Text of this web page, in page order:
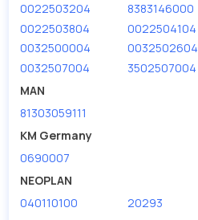
0022503204
8383146000
0022503804
0022504104
0032500004
0032502604
0032507004
3502507004
MAN
81303059111
KM Germany
0690007
NEOPLAN
040110100
20293